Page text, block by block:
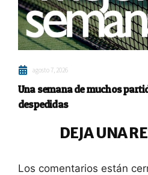
agosto 7, 2026
Una semana de muchos
despedidas
DEJA UNA
Los comentarios están